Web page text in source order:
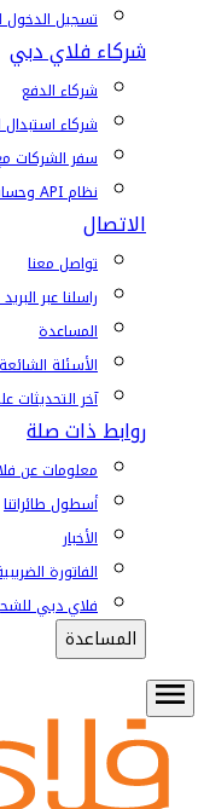
تسجيل الدخول
شركاء فلاي دبي
شركاء الدفع
شركاء
سفر الشركات
نظام API وحساب وكيل سفر جديد
الاتصال
تواصل معنا
راسلنا عبر
المساعدة
الأسئلة الشائعة
آخر التحديثات
روابط ذات صلة
معلومات عن
أسطول طائراتنا
الأخبار
الفاتورة
فلاي دبي
المساعدة